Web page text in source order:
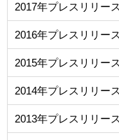
2017年プレスリリース
2016年プレスリリース
2015年プレスリリース
2014年プレスリリース
2013年プレスリリース